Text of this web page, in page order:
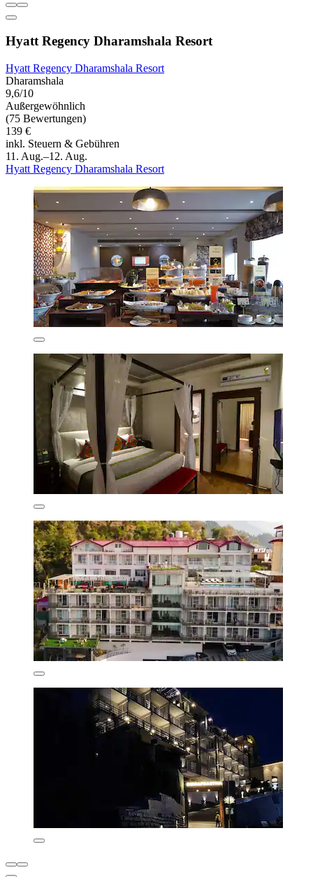
Hyatt Regency Dharamshala Resort
Hyatt Regency Dharamshala Resort
Dharamshala
9,6/10
Außergewöhnlich
(75 Bewertungen)
139 €
inkl. Steuern & Gebühren
11. Aug.–12. Aug.
Hyatt Regency Dharamshala Resort